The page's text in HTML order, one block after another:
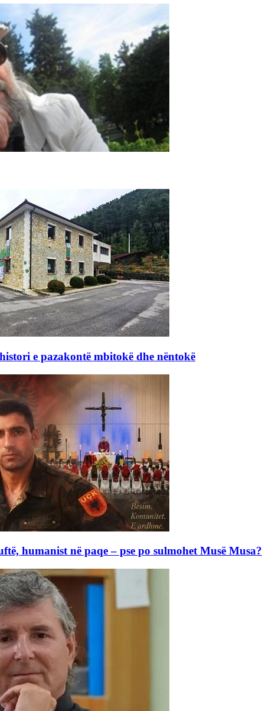
e pazakontë mbitokë dhe nëntokë
humanist në paqe – pse po sulmohet Musë Musa?